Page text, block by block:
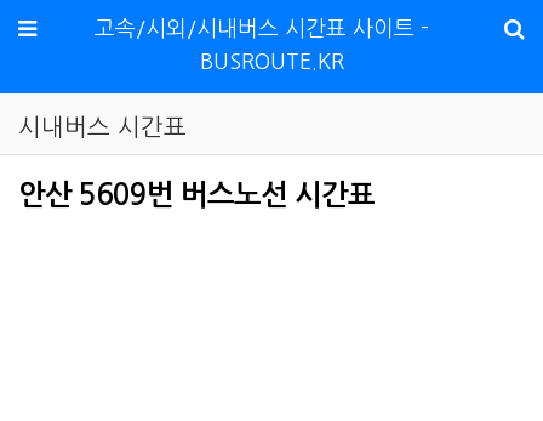
메뉴
고속/시외/시내버스 시간표 사이트 -
BUSROUTE.KR
시내버스 시간표
안산 5609번 버스노선 시간표